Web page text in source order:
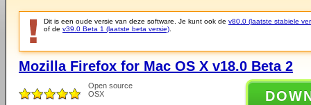
Dit is een oude versie van deze software. Je kunt ook de v80.0 (laatste stabiele
of de v39.0 Beta 1 (laatste beta versie)
Mozilla Firefox for Mac OS X v18.0 Beta 2
Open source
OSX